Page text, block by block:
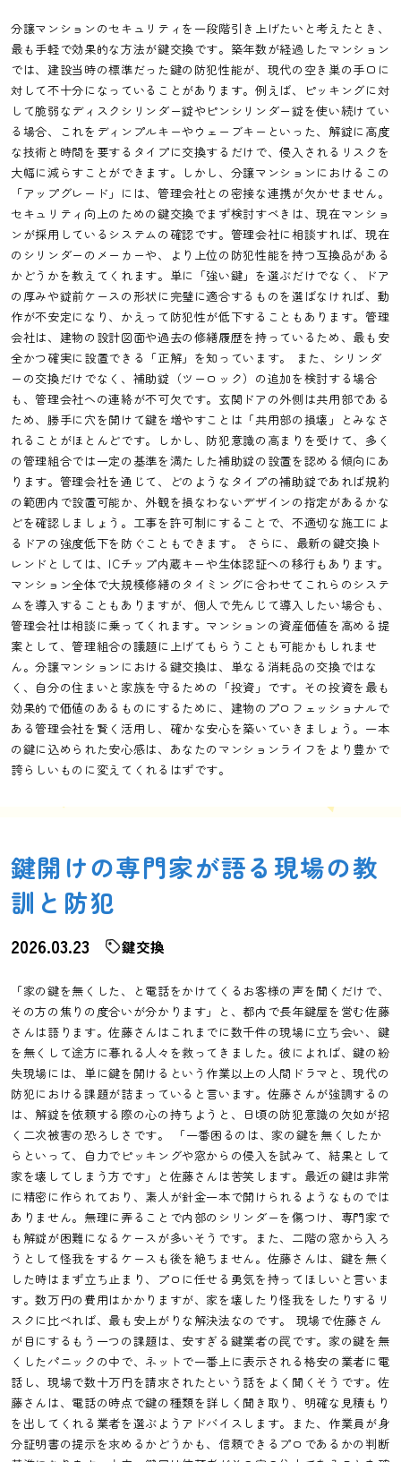
分譲マンションのセキュリティを一段階引き上げたいと考えたとき、
最も手軽で効果的な方法が鍵交換です。築年数が経過したマンション
では、建設当時の標準だった鍵の防犯性能が、現代の空き巣の手口に
対して不十分になっていることがあります。例えば、ピッキングに対
して脆弱なディスクシリンダー錠やピンシリンダー錠を使い続けてい
る場合、これをディンプルキーやウェーブキーといった、解錠に高度
な技術と時間を要するタイプに交換するだけで、侵入されるリスクを
大幅に減らすことができます。しかし、分譲マンションにおけるこの
「アップグレード」には、管理会社との密接な連携が欠かせません。
セキュリティ向上のための鍵交換でまず検討すべきは、現在マンショ
ンが採用しているシステムの確認です。管理会社に相談すれば、現在
のシリンダーのメーカーや、より上位の防犯性能を持つ互換品がある
かどうかを教えてくれます。単に「強い鍵」を選ぶだけでなく、ドア
の厚みや錠前ケースの形状に完璧に適合するものを選ばなければ、動
作が不安定になり、かえって防犯性が低下することもあります。管理
会社は、建物の設計図面や過去の修繕履歴を持っているため、最も安
全かつ確実に設置できる「正解」を知っています。 また、シリンダ
ーの交換だけでなく、補助錠（ツーロック）の追加を検討する場合
も、管理会社への連絡が不可欠です。玄関ドアの外側は共用部である
ため、勝手に穴を開けて鍵を増やすことは「共用部の損壊」とみなさ
れることがほとんどです。しかし、防犯意識の高まりを受けて、多く
の管理組合では一定の基準を満たした補助錠の設置を認める傾向にあ
ります。管理会社を通じて、どのようなタイプの補助錠であれば規約
の範囲内で設置可能か、外観を損なわないデザインの指定があるかな
どを確認しましょう。工事を許可制にすることで、不適切な施工によ
るドアの強度低下を防ぐこともできます。 さらに、最新の鍵交換ト
レンドとしては、ICチップ内蔵キーや生体認証への移行もあります。
マンション全体で大規模修繕のタイミングに合わせてこれらのシステ
ムを導入することもありますが、個人で先んじて導入したい場合も、
管理会社は相談に乗ってくれます。マンションの資産価値を高める提
案として、管理組合の議題に上げてもらうことも可能かもしれませ
ん。分譲マンションにおける鍵交換は、単なる消耗品の交換ではな
く、自分の住まいと家族を守るための「投資」です。その投資を最も
効果的で価値のあるものにするために、建物のプロフェッショナルで
ある管理会社を賢く活用し、確かな安心を築いていきましょう。一本
の鍵に込められた安心感は、あなたのマンションライフをより豊かで
誇らしいものに変えてくれるはずです。
鍵開けの専門家が語る現場の教
訓と防犯
2026.03.23 鍵交換
「家の鍵を無くした、と電話をかけてくるお客様の声を聞くだけで、
その方の焦りの度合いが分かります」と、都内で長年鍵屋を営む佐藤
さんは語ります。佐藤さんはこれまでに数千件の現場に立ち会い、鍵
を無くして途方に暮れる人々を救ってきました。彼によれば、鍵の紛
失現場には、単に鍵を開けるという作業以上の人間ドラマと、現代の
防犯における課題が詰まっていると言います。佐藤さんが強調するの
は、解錠を依頼する際の心の持ちようと、日頃の防犯意識の欠如が招
く二次被害の恐ろしさです。 「一番困るのは、家の鍵を無くしたか
らといって、自力でピッキングや窓からの侵入を試みて、結果として
家を壊してしまう方です」と佐藤さんは苦笑します。最近の鍵は非常
に精密に作られており、素人が針金一本で開けられるようなものでは
ありません。無理に弄ることで内部のシリンダーを傷つけ、専門家で
も解錠が困難になるケースが多いそうです。また、二階の窓から入ろ
うとして怪我をするケースも後を絶ちません。佐藤さんは、鍵を無く
した時はまず立ち止まり、プロに任せる勇気を持ってほしいと言いま
す。数万円の費用はかかりますが、家を壊したり怪我をしたりするリ
スクに比べれば、最も安上がりな解決法なのです。 現場で佐藤さん
が目にするもう一つの課題は、安すぎる鍵業者の罠です。家の鍵を無
くしたパニックの中で、ネットで一番上に表示される格安の業者に電
話し、現場で数十万円を請求されたという話をよく聞くそうです。佐
藤さんは、電話の時点で鍵の種類を詳しく聞き取り、明確な見積もり
を出してくれる業者を選ぶようアドバイスします。また、作業員が身
分証明書の提示を求めるかどうかも、信頼できるプロであるかの判断